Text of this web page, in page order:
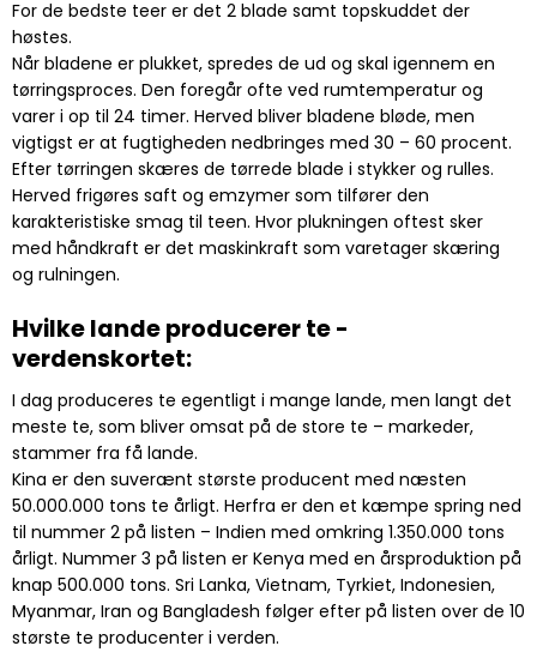
For de bedste teer er det 2 blade samt topskuddet der
høstes.
Når bladene er plukket, spredes de ud og skal igennem en
tørringsproces. Den foregår ofte ved rumtemperatur og
varer i op til 24 timer. Herved bliver bladene bløde, men
vigtigst er at fugtigheden nedbringes med 30 – 60 procent.
Efter tørringen skæres de tørrede blade i stykker og rulles.
Herved frigøres saft og emzymer som tilfører den
karakteristiske smag til teen. Hvor plukningen oftest sker
med håndkraft er det maskinkraft som varetager skæring
og rulningen.
Hvilke lande producerer te -
verdenskortet:
I dag produceres te egentligt i mange lande, men langt det
meste te, som bliver omsat på de store te – markeder,
stammer fra få lande.
Kina er den suverænt største producent med næsten
50.000.000 tons te årligt. Herfra er den et kæmpe spring ned
til nummer 2 på listen – Indien med omkring 1.350.000 tons
årligt. Nummer 3 på listen er Kenya med en årsproduktion på
knap 500.000 tons. Sri Lanka, Vietnam, Tyrkiet, Indonesien,
Myanmar, Iran og Bangladesh følger efter på listen over de 10
største te producenter i verden.